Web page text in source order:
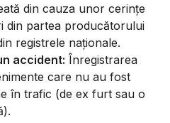
din cauza unor cerințe
din partea producătorului
registrele naționale.
accident: Înregistrarea
care nu au fost
în trafic (de ex furt sau o